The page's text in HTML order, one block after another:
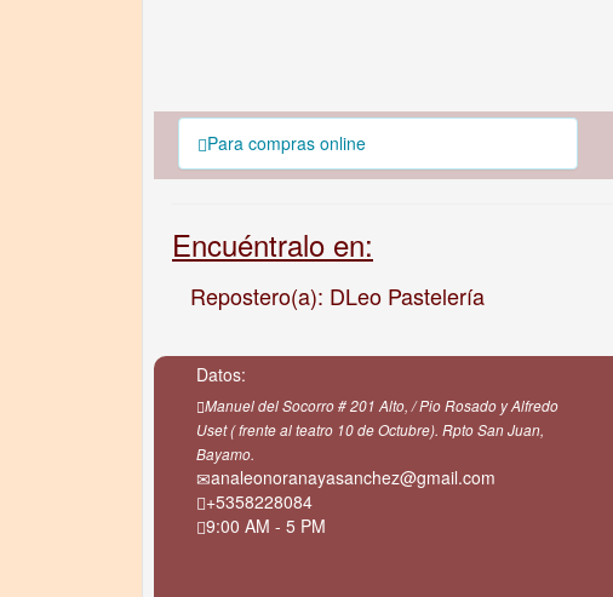
Para compras online
Encuéntralo en:
Repostero(a): DLeo Pastelería
Datos:
Manuel del Socorro # 201 Alto, / Pio Rosado y Alfredo
Uset ( frente al teatro 10 de Octubre). Rpto San Juan,
Bayamo.
analeonoranayasanchez@gmail.com
+5358228084
9:00 AM - 5 PM